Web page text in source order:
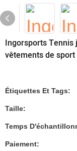
Ingorsports
vêtements de
Étiquettes Et Tags:
Taille:
Temps
Paiement: